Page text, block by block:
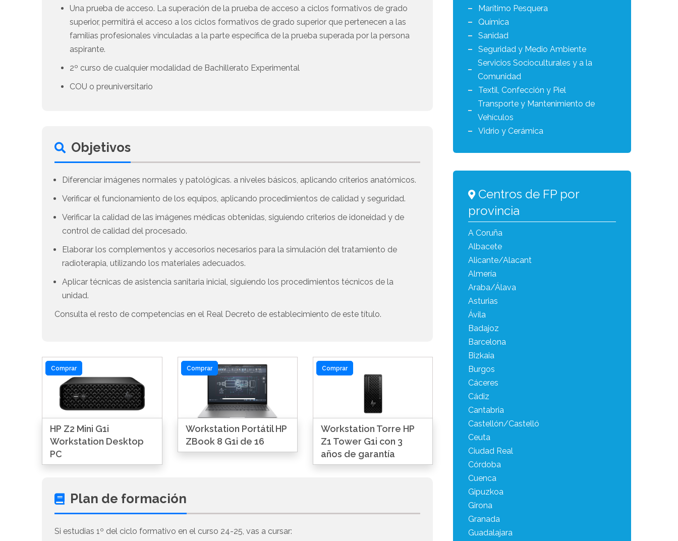
Una prueba de acceso. La superación de la prueba de acceso a ciclos formativos de grado
superior, permitirá el acceso a los ciclos formativos de grado superior que pertenecen a las
familias profesionales vinculadas a la parte específica de la prueba superada por la persona
aspirante.
2º curso de cualquier modalidad de Bachillerato Experimental
COU o preuniversitario
Objetivos
Diferenciar imágenes normales y patológicas. a niveles básicos, aplicando criterios anatómicos.
Verificar el funcionamiento de los equipos, aplicando procedimientos de calidad y seguridad.
Verificar la calidad de las imágenes médicas obtenidas, siguiendo criterios de idoneidad y de
control de calidad del procesado.
Elaborar los complementos y accesorios necesarios para la simulación del tratamiento de
radioterapia, utilizando los materiales adecuados.
Aplicar técnicas de asistencia sanitaria inicial, siguiendo los procedimientos técnicos de la
unidad.
Consulta el resto de competencias en el Real Decreto de establecimiento de este título.
Comprar
HP Z2 Mini G1i
Workstation Desktop
PC
Comprar
Workstation Portátil HP
ZBook 8 G1i de 16
Comprar
Workstation Torre HP
Z1 Tower G1i con 3
años de garantía
Plan de formación
Si estudias 1º del ciclo formativo en el curso 24-25, vas a cursar:
Marítimo Pesquera
Química
Sanidad
Seguridad y Medio Ambiente
Servicios Socioculturales y a la
Comunidad
Textil, Confección y Piel
Transporte y Mantenimiento de
Vehículos
Vidrio y Cerámica
Centros de FP por
provincia
A Coruña
Albacete
Alicante/Alacant
Almería
Araba/Álava
Asturias
Ávila
Badajoz
Barcelona
Bizkaia
Burgos
Cáceres
Cádiz
Cantabria
Castellón/Castelló
Ceuta
Ciudad Real
Córdoba
Cuenca
Gipuzkoa
Girona
Granada
Guadalajara